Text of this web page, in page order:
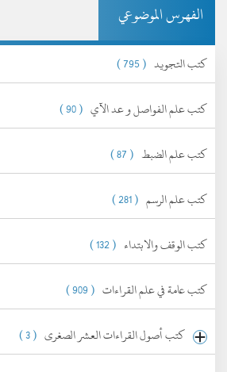
الفهرس الموضوعي
كتب التجويد ( 795 )
كتب علم الفواصل و عد الآي ( 90 )
كتب علم الضبط ( 87 )
كتب علم الرسم ( 281 )
كتب الوقف والابتداء ( 132 )
كتب عامة في علم القراءات ( 909 )
كتب أصول القراءات العشر الصغرى ( 3 )